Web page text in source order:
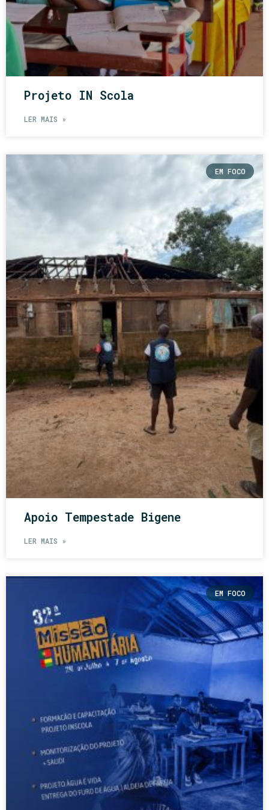
Projeto IN Scola
LER MAIS »
EM FOCO
Apoio Tempestade Bigene
LER MAIS »
EM FOCO